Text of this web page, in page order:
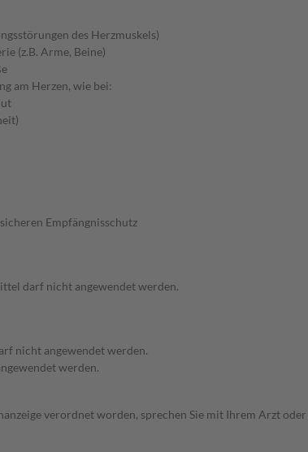
des Herzmuskels)
(z.B. Arme, Beine)
am Herzen, wie bei:
Empfängnisschutz
darf nicht angewendet werden.
nicht angewendet werden.
werden.
verordnet worden, sprechen Sie mit Ihrem Arzt